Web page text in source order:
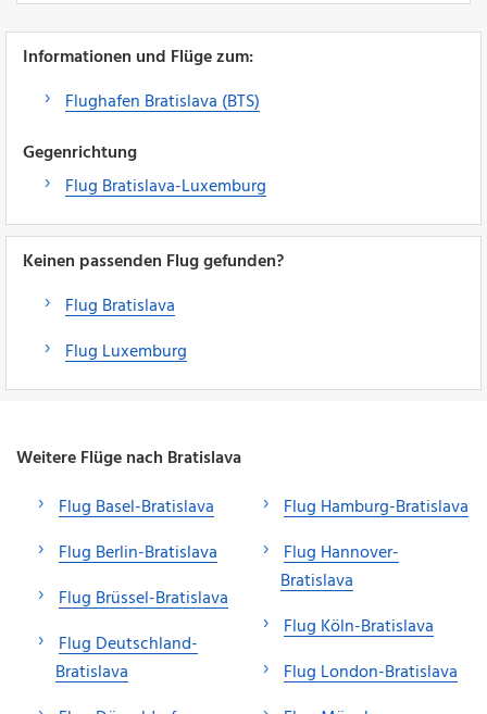
Informationen und Flüge zum:
Flughafen Bratislava (BTS)
Gegenrichtung
Flug Bratislava-Luxemburg
Keinen passenden Flug gefunden?
Flug Bratislava
Flug Luxemburg
Weitere Flüge nach Bratislava
Flug Basel-Bratislava
Flug Berlin-Bratislava
Flug Brüssel-Bratislava
Flug Deutschland-
Bratislava
Flug Hamburg-Bratislava
Flug Hannover-
Bratislava
Flug Köln-Bratislava
Flug London-Bratislava